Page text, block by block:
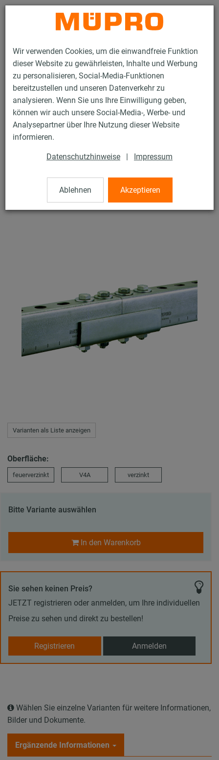
Wir verwenden Cookies, um die einwandfreie Funktion
dieser Website zu gewährleisten, Inhalte und Werbung
zu personalisieren, Social-Media-Funktionen
bereitzustellen und unseren Datenverkehr zu
analysieren. Wenn Sie uns Ihre Einwilligung geben,
können wir auch unsere Social-Media-, Werbe- und
Analysepartner über Ihre Nutzung dieser Website
informieren.
Datenschutzhinweise | Impressum
Ablehnen Akzeptieren
Kontakt
Produkte Befestigungstechnik
Installationsschienen
Schienenverbinder
Schienenverbinder
Schwere Ausführung
Varianten als Liste anzeigen
Oberfläche:
feuerverzinkt V4A verzinkt
Bitte Variante auswählen
In den Warenkorb
Sie sehen keinen Preis?
JETZT registrieren oder anmelden, um Ihre individuellen
Preise zu sehen und direkt zu bestellen!
Registrieren Anmelden
Wählen Sie einzelne Varianten für weitere Informationen,
Bilder und Dokumente.
Ergänzende Informationen